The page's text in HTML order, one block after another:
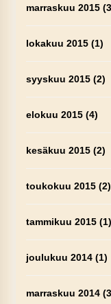
marraskuu 2015
lokakuu 2015(1)
syyskuu 2015(2)
elokuu 2015(4)
kesäkuu 2015(2)
toukokuu 2015(2)
tammikuu 2015(1)
joulukuu 2014(1)
marraskuu 2014